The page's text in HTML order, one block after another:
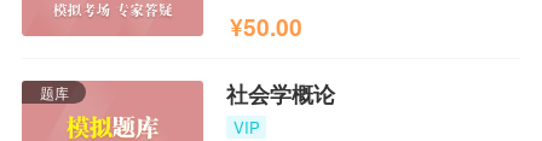
¥50.00
题库 社会学概论
VIP